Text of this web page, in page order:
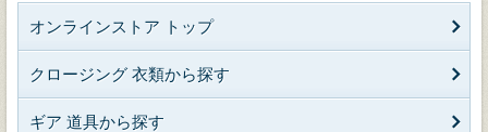
オンラインストア トップ
クロージング 衣類から探す
ギア 道具から探す